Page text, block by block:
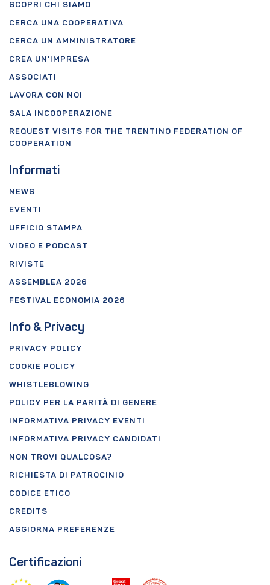
SCOPRI CHI SIAMO
CERCA UNA COOPERATIVA
CERCA UN AMMINISTRATORE
CREA UN'IMPRESA
ASSOCIATI
LAVORA CON NOI
SALA INCOOPERAZIONE
REQUEST VISITS FOR THE TRENTINO FEDERATION OF
COOPERATION
Informati
NEWS
EVENTI
UFFICIO STAMPA
VIDEO E PODCAST
RIVISTE
ASSEMBLEA 2026
FESTIVAL ECONOMIA 2026
Info & Privacy
PRIVACY POLICY
COOKIE POLICY
WHISTLEBLOWING
POLICY PER LA PARITÀ DI GENERE
INFORMATIVA PRIVACY EVENTI
INFORMATIVA PRIVACY CANDIDATI
NON TROVI QUALCOSA?
RICHIESTA DI PATROCINIO
CODICE ETICO
CREDITS
AGGIORNA PREFERENZE
Certificazioni